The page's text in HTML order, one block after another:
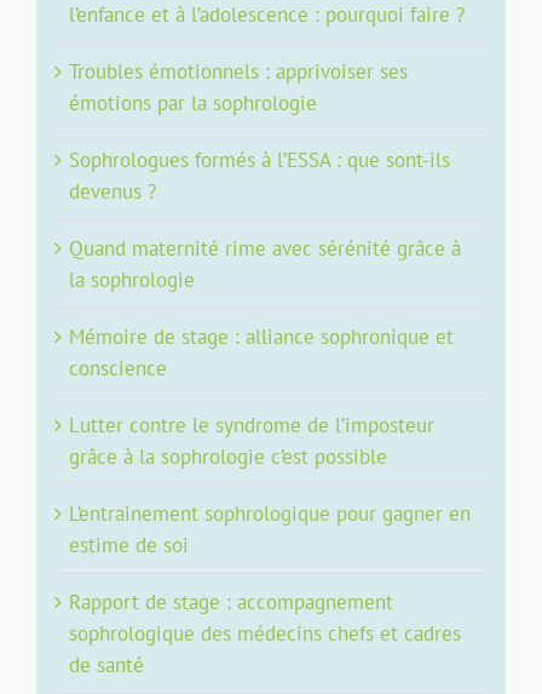
l’enfance et à l’adolescence : pourquoi faire ?
Troubles émotionnels : apprivoiser ses
émotions par la sophrologie
Sophrologues formés à l’ESSA : que sont-ils
devenus ?
Quand maternité rime avec sérénité grâce à
la sophrologie
Mémoire de stage : alliance sophronique et
conscience
Lutter contre le syndrome de l’imposteur
grâce à la sophrologie c’est possible
L’entrainement sophrologique pour gagner en
estime de soi
Rapport de stage : accompagnement
sophrologique des médecins chefs et cadres
de santé